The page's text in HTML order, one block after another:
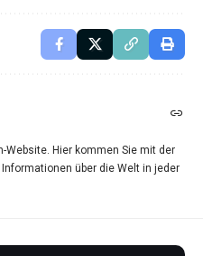
Hier kommen Sie mit der
über die Welt in jeder